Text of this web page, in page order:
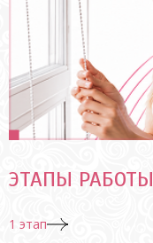
ЭТАПЫ РАБОТЫ
1 этап